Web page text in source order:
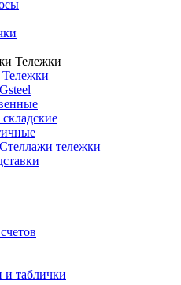
тележки
и таблички